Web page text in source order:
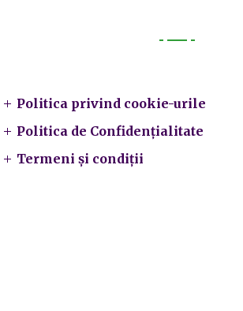
Politica privind cookie-urile
Politica de Confidențialitate
Termeni și condiții